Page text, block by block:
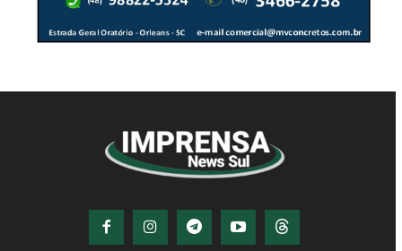
© Imprensa News Sul - Todos os Direitos
Reservados.